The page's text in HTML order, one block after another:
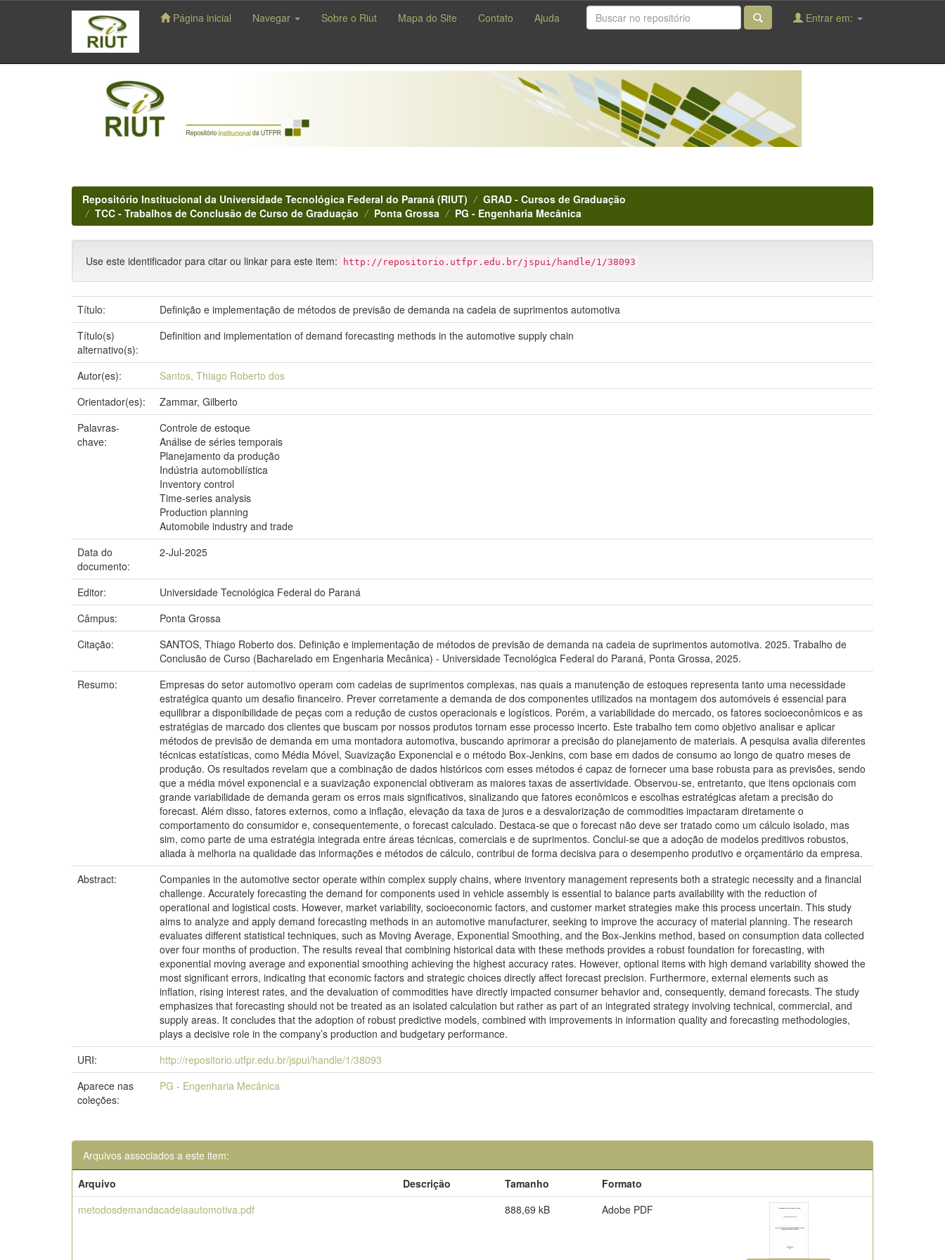
navigation
Página inicial Navegar Sobre o Riut Mapa do Site Contato Ajuda Entrar em:
Repositório Institucional da Universidade Tecnológica Federal do Paraná (RIUT)
GRAD - Cursos de Graduação
TCC - Trabalhos de Conclusão de Curso de Graduação
Ponta Grossa PG - Engenharia Mecânica
Use este identificador para citar ou linkar para este item: http://repositorio.utfpr.edu.br/jspui/handle/1/38093
Título:
Definição e implementação de métodos de previsão de demanda na cadeia de suprimentos automotiva
Título(s)
alternativo(s):
Definition and implementation of demand forecasting methods in the automotive supply chain
Autor(es):
Santos, Thiago Roberto dos
Orientador(es):
Zammar, Gilberto
Palavras-
chave:
Controle de estoque
Análise de séries temporais
Planejamento da produção
Indústria automobilística
Inventory control
Time-series analysis
Production planning
Automobile industry and trade
Data do
documento:
2-Jul-2025
Editor:
Universidade Tecnológica Federal do Paraná
Câmpus:
Ponta Grossa
Citação:
SANTOS, Thiago Roberto dos. Definição e implementação de métodos de previsão de demanda na cadeia de suprimentos automotiva. 2025. Trabalho de
Conclusão de Curso (Bacharelado em Engenharia Mecânica) - Universidade Tecnológica Federal do Paraná, Ponta Grossa, 2025.
Resumo:
Empresas do setor automotivo operam com cadeias de suprimentos complexas, nas quais a manutenção de estoques representa tanto uma necessidade
estratégica quanto um desafio financeiro. Prever corretamente a demanda de dos componentes utilizados na montagem dos automóveis é essencial para
equilibrar a disponibilidade de peças com a redução de custos operacionais e logísticos. Porém, a variabilidade do mercado, os fatores socioeconômicos e as
estratégias de marcado dos clientes que buscam por nossos produtos tornam esse processo incerto. Este trabalho tem como objetivo analisar e aplicar
métodos de previsão de demanda em uma montadora automotiva, buscando aprimorar a precisão do planejamento de materiais. A pesquisa avalia diferentes
técnicas estatísticas, como Média Móvel, Suavização Exponencial e o método Box-Jenkins, com base em dados de consumo ao longo de quatro meses de
produção. Os resultados revelam que a combinação de dados históricos com esses métodos é capaz de fornecer uma base robusta para as previsões, sendo
que a média móvel exponencial e a suavização exponencial obtiveram as maiores taxas de assertividade. Observou-se, entretanto, que itens opcionais com
grande variabilidade de demanda geram os erros mais significativos, sinalizando que fatores econômicos e escolhas estratégicas afetam a precisão do
forecast. Além disso, fatores externos, como a inflação, elevação da taxa de juros e a desvalorização de commodities impactaram diretamente o
comportamento do consumidor e, consequentemente, o forecast calculado. Destaca-se que o forecast não deve ser tratado como um cálculo isolado, mas
sim, como parte de uma estratégia integrada entre áreas técnicas, comerciais e de suprimentos. Conclui-se que a adoção de modelos preditivos robustos,
aliada à melhoria na qualidade das informações e métodos de cálculo, contribui de forma decisiva para o desempenho produtivo e orçamentário da empresa.
Abstract:
Companies in the automotive sector operate within complex supply chains, where inventory management represents both a strategic necessity and a financial
challenge. Accurately forecasting the demand for components used in vehicle assembly is essential to balance parts availability with the reduction of
operational and logistical costs. However, market variability, socioeconomic factors, and customer market strategies make this process uncertain. This study
aims to analyze and apply demand forecasting methods in an automotive manufacturer, seeking to improve the accuracy of material planning. The research
evaluates different statistical techniques, such as Moving Average, Exponential Smoothing, and the Box-Jenkins method, based on consumption data collected
over four months of production. The results reveal that combining historical data with these methods provides a robust foundation for forecasting, with
exponential moving average and exponential smoothing achieving the highest accuracy rates. However, optional items with high demand variability showed the
most significant errors, indicating that economic factors and strategic choices directly affect forecast precision. Furthermore, external elements such as
inflation, rising interest rates, and the devaluation of commodities have directly impacted consumer behavior and, consequently, demand forecasts. The study
emphasizes that forecasting should not be treated as an isolated calculation but rather as part of an integrated strategy involving technical, commercial, and
supply areas. It concludes that the adoption of robust predictive models, combined with improvements in information quality and forecasting methodologies,
plays a decisive role in the company’s production and budgetary performance.
URI:
http://repositorio.utfpr.edu.br/jspui/handle/1/38093
Aparece nas
coleções:
PG - Engenharia Mecânica
Arquivos associados a este item:
Arquivo
Descrição Tamanho
Formato
metodosdemandacadeiaautomotiva.pdf
888,69 kB Adobe PDF